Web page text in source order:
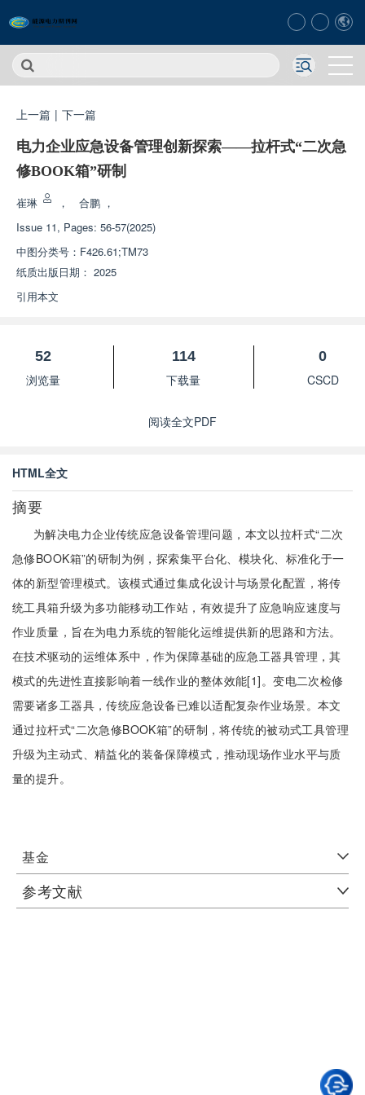
上一篇 | 下一篇
电力企业应急设备管理创新探索——拉杆式“二次急
修BOOK箱”研制
崔琳 ， 合鹏 ，
Issue 11, Pages: 56-57(2025)
中图分类号： F426.61;TM73
纸质出版日期： 2025
引用本文
52
浏览量
114
下载量
0
CSCD
阅读全文PDF
HTML全文
摘要
为解决电力企业传统应急设备管理问题，本文以拉杆式“二次
急修BOOK箱”的研制为例，探索集平台化、模块化、标准化于一
体的新型管理模式。该模式通过集成化设计与场景化配置，将传
统工具箱升级为多功能移动工作站，有效提升了应急响应速度与
作业质量，旨在为电力系统的智能化运维提供新的思路和方法。
在技术驱动的运维体系中，作为保障基础的应急工器具管理，其
模式的先进性直接影响着一线作业的整体效能[1]。变电二次检修
需要诸多工器具，传统应急设备已难以适配复杂作业场景。本文
通过拉杆式“二次急修BOOK箱”的研制，将传统的被动式工具管理
升级为主动式、精益化的装备保障模式，推动现场作业水平与质
量的提升。
基金
参考文献